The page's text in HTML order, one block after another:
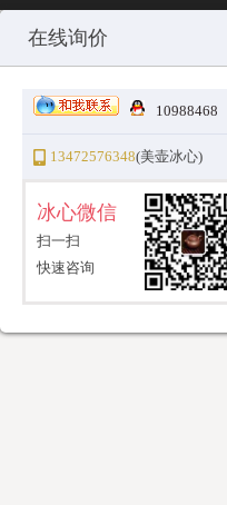
Copyright © 2010-2025 All
在线询价
10988468
13472576348(美壶冰心)
冰心微信
扫一扫
快速咨询